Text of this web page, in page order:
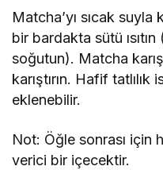
Matcha’yı sıcak suyla
bir bardakta sütü
soğutun). Matcha
karıştırın. Hafif tatlılık
eklenebilir.
Not: Öğle sonrası için
verici bir içecektir.